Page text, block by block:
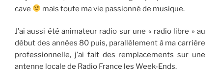
cave
mais toute ma vie passionné de musique.
J’ai aussi été animateur radio sur une « radio libre » au
début des années 80 puis, parallèlement à ma carrière
professionnelle, j’ai fait des remplacements sur une
antenne locale de Radio France les Week-Ends.